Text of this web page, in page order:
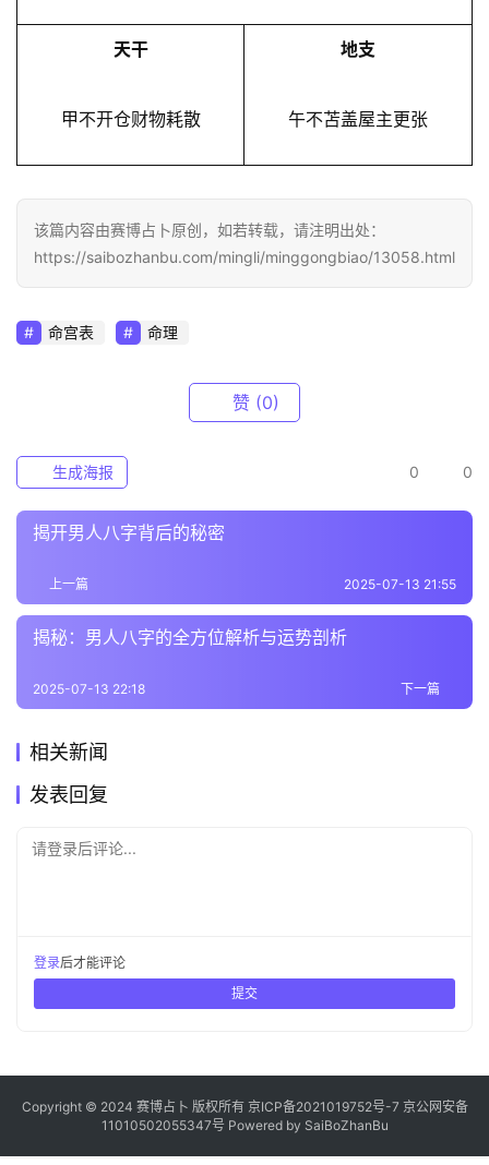
天干
甲不开仓财物耗散
地支
午不苫盖屋主更张
该篇内容由赛博占卜原创，如若转载，请注明出处：
https://saibozhanbu.com/mingli/minggongbiao/13058.html
命宫表 命理
赞 (0)
0 0
生成海报
揭开男人八字背后的秘密
上一篇 2025-07-13 21:55
揭秘：男人八字的全方位解析与运势剖析
下一篇
2025-07-13 22:18
相关新闻
发表回复
请登录后评论...
登录后才能评论
提交
Copyright © 2024 赛博占卜 版权所有 京ICP备2021019752号-7 京公网安备
11010502055347号 Powered by SaiBoZhanBu